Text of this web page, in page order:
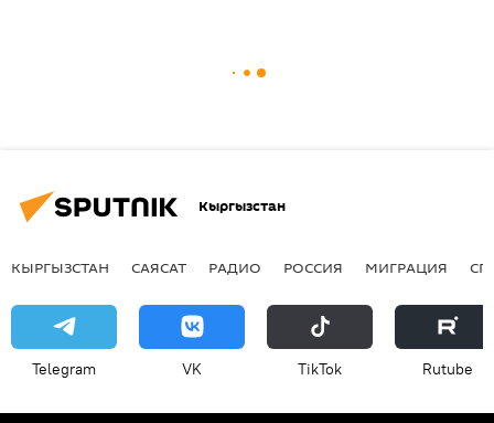
Кыргызстан
КЫРГЫЗСТАН САЯСАТ РАДИО РОССИЯ МИГРАЦИЯ
Telegram VK ТikТоk Rutube